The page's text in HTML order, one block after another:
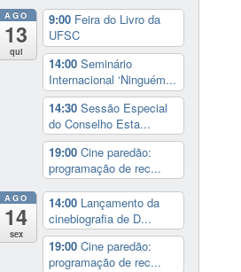
AGO
13
qui
9:00 Feira do Livro da
UFSC
14:00 Seminário
Internacional ‘Ninguém...
14:30 Sessão Especial
do Conselho Esta...
19:00 Cine paredão:
programação de rec...
AGO
14
sex
14:00 Lançamento da
cinebiografia de D...
19:00 Cine paredão:
programação de rec...